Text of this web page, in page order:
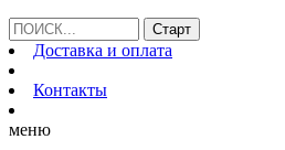
Доставка и оплата
Контакты
меню